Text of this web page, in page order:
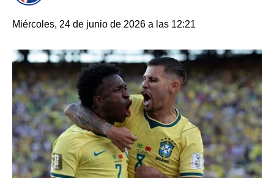
Miércoles, 24 de junio de 2026 a las 12:21